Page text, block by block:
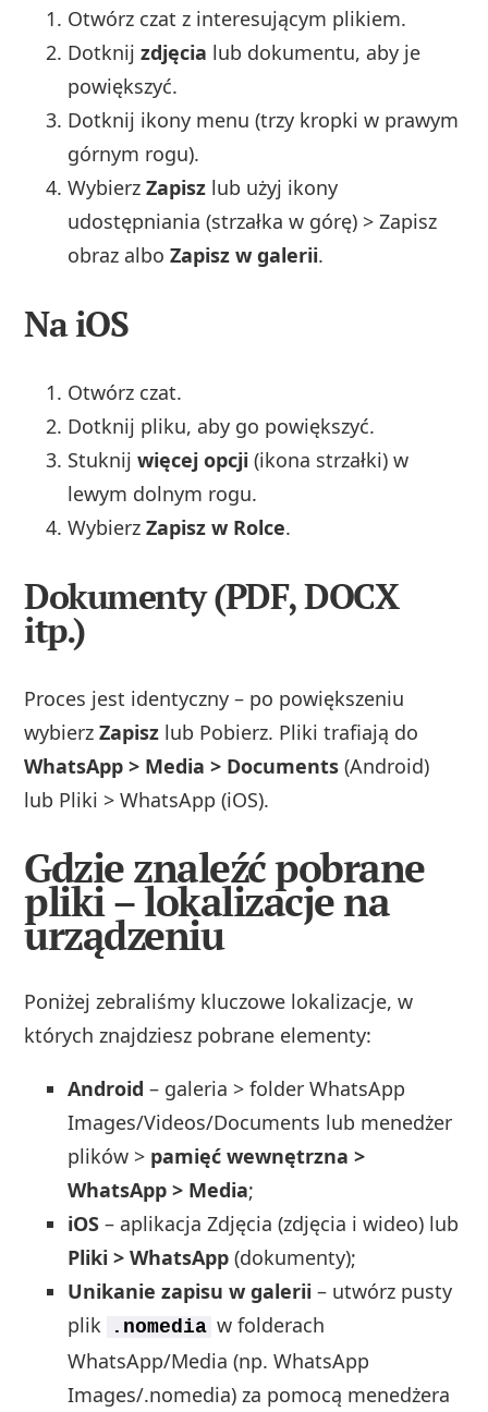
Otwórz czat z interesującym plikiem.
Dotknijzdjęcia lub dokumentu, aby je
powiększyć.
Dotknij ikony menu (trzy kropki w prawym
górnym rogu).
WybierzZapisz lub użyj ikony
udostępniania (strzałka w górę) > Zapisz
obraz alboZapisz w galerii.
Na iOS
Otwórz czat.
Dotknij pliku, aby go powiększyć.
Stuknijwięcej opcji (ikona strzałki) w
lewym dolnym rogu.
WybierzZapisz w Rolce.
Dokumenty (PDF, DOCX
itp.)
Proces jest identyczny – po powiększeniu
wybierzZapisz lub Pobierz. Pliki trafiają do
WhatsApp > Media > Documents (Android)
lub Pliki > WhatsApp (iOS).
Gdzie znaleźć pobrane
pliki – lokalizacje na
urządzeniu
Poniżej zebraliśmy kluczowe lokalizacje, w
których znajdziesz pobrane elementy:
Android – galeria > folder WhatsApp
Images/Videos/Documents lub menedżer
plików > pamięć wewnętrzna >
WhatsApp > Media;
iOS – aplikacja Zdjęcia (zdjęcia i wideo) lub
Pliki > WhatsApp (dokumenty);
Unikanie zapisu w galerii – utwórz pusty
plik
.nomedia w folderach
WhatsApp/Media (np. WhatsApp
Images/.nomedia) za pomocą menedżera